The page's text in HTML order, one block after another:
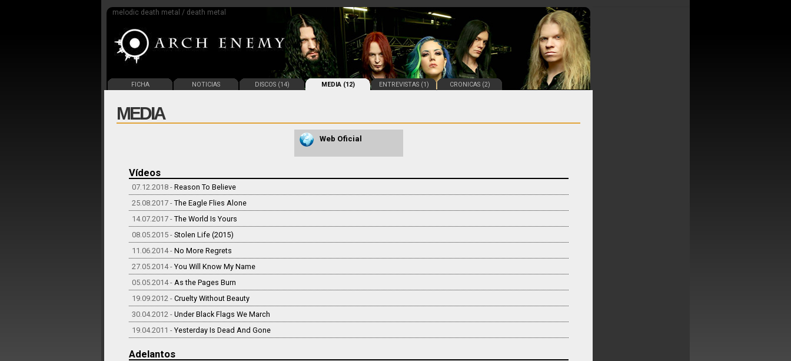
melodic death metal / death metal
FICHA NOTICIAS DISCOS (14) MEDIA (12) ENTREVISTAS (1) CRONICAS (2)
MEDIA
Web Oficial
Vídeos
07.12.2018 - Reason To Believe
25.08.2017 - The Eagle Flies Alone
14.07.2017 - The World Is Yours
08.05.2015 - Stolen Life (2015)
11.06.2014 - No More Regrets
27.05.2014 - You Will Know My Name
05.05.2014 - As the Pages Burn
19.09.2012 - Cruelty Without Beauty
30.04.2012 - Under Black Flags We March
19.04.2011 - Yesterday Is Dead And Gone
Adelantos